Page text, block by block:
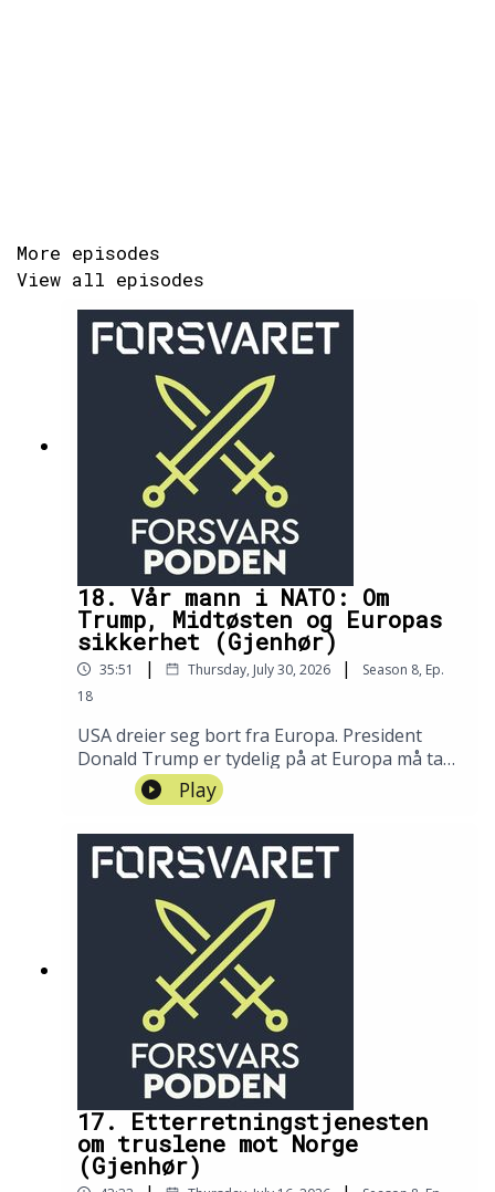
More episodes
View all episodes
18. Vår mann i NATO: Om
Trump, Midtøsten og Europas
sikkerhet (Gjenhør)
35:51 | Thursday, July 30, 2026 | Season 8, Ep.
18
USA dreier seg bort fra Europa. President
Donald Trump er tydelig på at Europa må ta
større ansvar for sikkerheten sin selv. I denne
episoden deler sjef for militærmisjonen i
Brussel, generalløytnant Rolf
Folland, om stemningen i militærkomiteen i
NATO. (Episoden ble første gang publisert 9.
april 2026).
Play
17. Etterretningstjenesten
om truslene mot Norge
(Gjenhør)